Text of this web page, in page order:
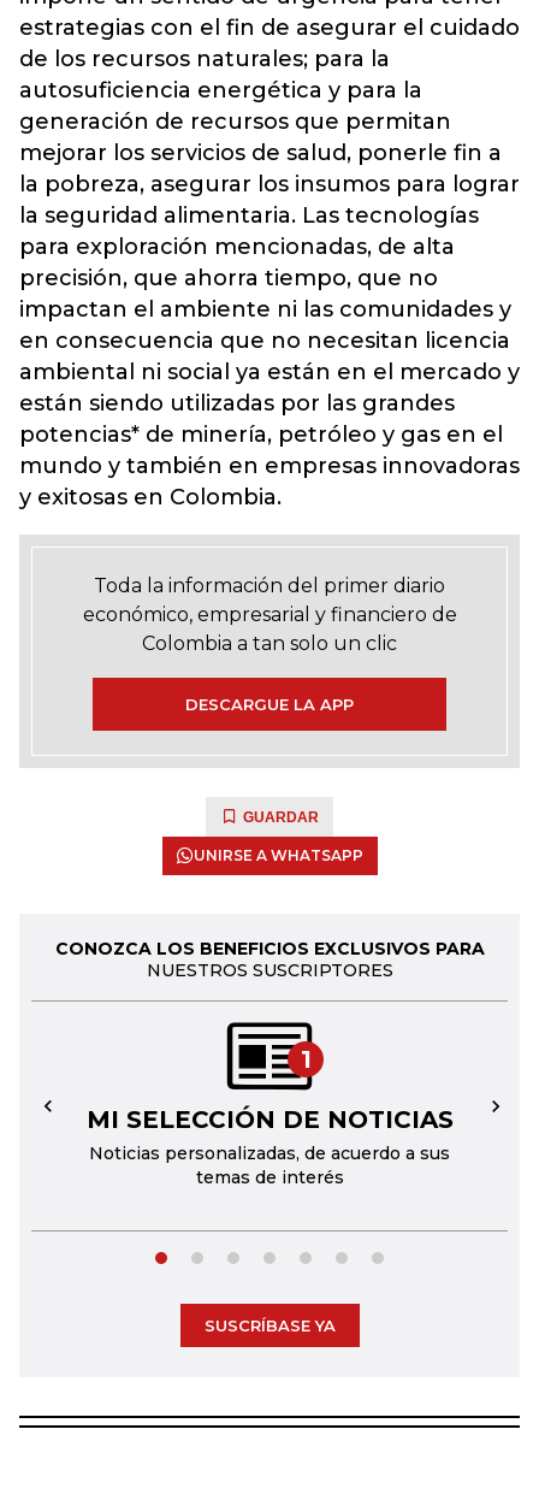
estrategias con el fin de asegurar el cuidado
de los recursos naturales; para la
autosuficiencia energética y para la
generación de recursos que permitan
mejorar los servicios de salud, ponerle fin a
la pobreza, asegurar los insumos para lograr
la seguridad alimentaria. Las tecnologías
para exploración mencionadas, de alta
precisión, que ahorra tiempo, que no
impactan el ambiente ni las comunidades y
en consecuencia que no necesitan licencia
ambiental ni social ya están en el mercado y
están siendo utilizadas por las grandes
potencias* de minería, petróleo y gas en el
mundo y también en empresas innovadoras
y exitosas en Colombia.
Toda la información del primer diario
económico, empresarial y financiero de
Colombia a tan solo un clic
DESCARGUE LA APP
GUARDAR
UNIRSE A WHATSAPP
CONOZCA LOS BENEFICIOS EXCLUSIVOS PARA
NUESTROS SUSCRIPTORES
1
MI SELECCIÓN DE NOTICIAS
Noticias personalizadas, de acuerdo a sus
temas de interés
← →
SUSCRÍBASE YA